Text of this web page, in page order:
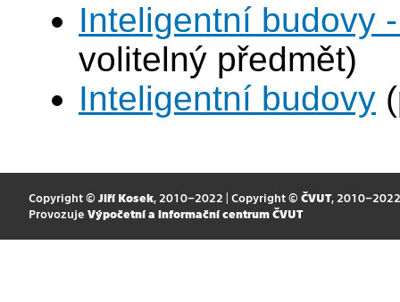
Inteligentní budovy
volitelný předmět)
Inteligentní budovy
Copyright © Jiří Kosek, 2010–2022 | Copyright © ČVUT, 2010–2022
Provozuje Výpočetní a informační centrum ČVUT